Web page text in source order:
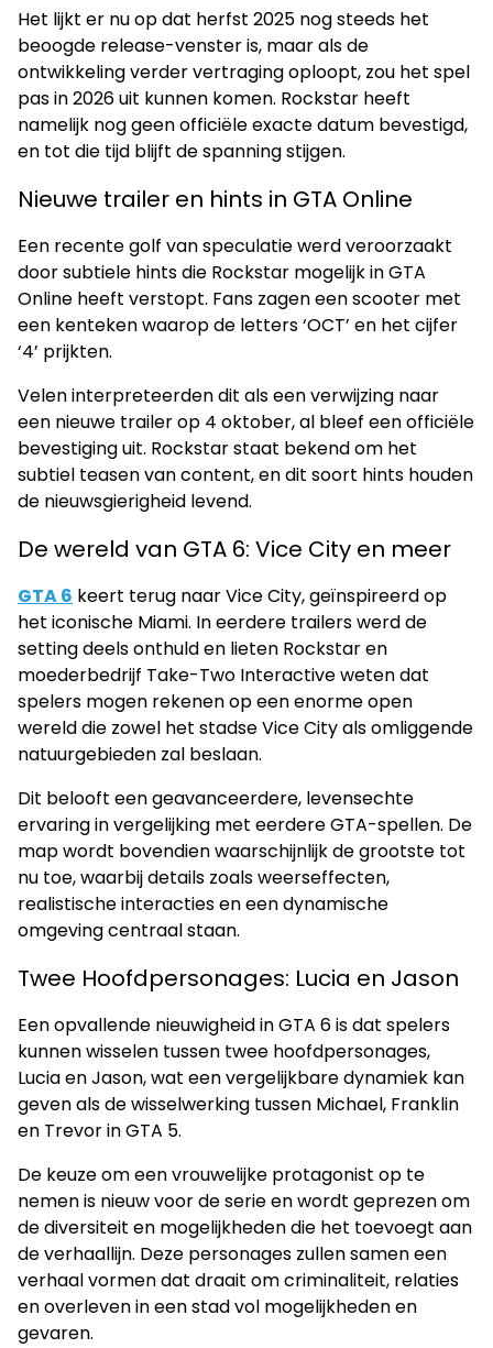
Het lijkt er nu op dat herfst 2025 nog steeds het
beoogde release-venster is, maar als de
ontwikkeling verder vertraging oploopt, zou het spel
pas in 2026 uit kunnen komen. Rockstar heeft
namelijk nog geen officiële exacte datum bevestigd,
en tot die tijd blijft de spanning stijgen.
Nieuwe trailer en hints in GTA Online
Een recente golf van speculatie werd veroorzaakt
door subtiele hints die Rockstar mogelijk in GTA
Online heeft verstopt. Fans zagen een scooter met
een kenteken waarop de letters ‘OCT’ en het cijfer
‘4’ prijkten.
Velen interpreteerden dit als een verwijzing naar
een nieuwe trailer op 4 oktober, al bleef een officiële
bevestiging uit. Rockstar staat bekend om het
subtiel teasen van content, en dit soort hints houden
de nieuwsgierigheid levend.
De wereld van GTA 6: Vice City en meer
GTA 6 keert terug naar Vice City, geïnspireerd op
het iconische Miami. In eerdere trailers werd de
setting deels onthuld en lieten Rockstar en
moederbedrijf Take-Two Interactive weten dat
spelers mogen rekenen op een enorme open
wereld die zowel het stadse Vice City als omliggende
natuurgebieden zal beslaan.
Dit belooft een geavanceerdere, levensechte
ervaring in vergelijking met eerdere GTA-spellen. De
map wordt bovendien waarschijnlijk de grootste tot
nu toe, waarbij details zoals weerseffecten,
realistische interacties en een dynamische
omgeving centraal staan.
Twee Hoofdpersonages: Lucia en Jason
Een opvallende nieuwigheid in GTA 6 is dat spelers
kunnen wisselen tussen twee hoofdpersonages,
Lucia en Jason, wat een vergelijkbare dynamiek kan
geven als de wisselwerking tussen Michael, Franklin
en Trevor in GTA 5.
De keuze om een vrouwelijke protagonist op te
nemen is nieuw voor de serie en wordt geprezen om
de diversiteit en mogelijkheden die het toevoegt aan
de verhaallijn. Deze personages zullen samen een
verhaal vormen dat draait om criminaliteit, relaties
en overleven in een stad vol mogelijkheden en
gevaren.